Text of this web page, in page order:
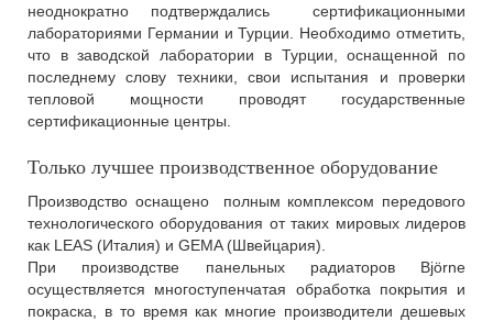
неоднократно подтверждались сертификационными
лабораториями Германии и Турции. Необходимо отметить,
что в заводской лаборатории в Турции, оснащенной по
последнему слову техники, свои испытания и проверки
тепловой мощности проводят государственные
сертификационные центры.
Только лучшее производственное оборудование
Производство оснащено полным комплексом передового
технологического оборудования от таких мировых лидеров
как LEAS (Италия) и GEMA (Швейцария).
При производстве панельных радиаторов Björne
осуществляется многоступенчатая обработка покрытия и
покраска, в то время как многие производители дешевых